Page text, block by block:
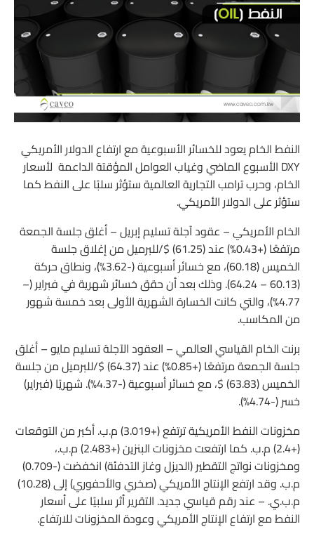
النفط الخام يعود للخسائر الأسبوعية مع ارتفاع الدولار الأمريكي
DXY الأسبوع الماضي وغياب العوامل المؤقتة الداعمة لأسعار
الخام، وحرب ترامب التجارية العالمية ستؤثر سلبًا على النفط كما
ستؤثر على الدولار الأمريكي.
الخام الأمريكي – عقود آجلة تسليم إبريل – أغلق جلسة الجمعة
مرتفعًا (+0.43%) عند (61.25) $/للبرميل من إغلاق جلسة
الخميس (60.18)، مع خسائر أسبوعية (-3.62%)، ونطاق حركة
(60.13 – 64.24). وذلك بعد أن حقق خسائر شهرية في فبراير (–
4.77%)، والتي كانت الخسارة الشهرية الأولى بعد خمسة شهور
من المكاسب.
برنت الخام القياسي العالمي – العقود الآجلة تسليم مايو – أغلق
جلسة الجمعة مرتفعًا (+0.85%) عند (64.37) $/للبرميل من جلسة
الخميس (63.83) $، مع خسائر أسبوعية (-4.37%). شهريًا (فبراير)
خسر (-4.74%).
مخزونات النفط الأمريكية ترتفع (+3.019) م.ب. أكبر من التوقعات
(+2.4) م.ب. كما ارتفعت مخزونات البنزين (+2.483) م.ب.،
ومخزونات نواتج التقطير (الديزل وغاز التدفئة) انخفضت (-0.709)
م.ب. وقد ارتفع الإنتاج الأمريكي (صخري والأحفوري) إلى (10.28)
م.ب.ي. – عند رقم قياسي جديد. التقرير أثر سلبيًا على أسعار
النفط مع ارتفاع الإنتاج الأمريكي وعودة المخزونات للارتفاع.